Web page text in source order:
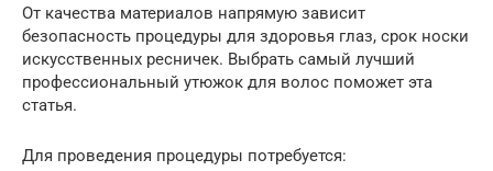
От качества материалов напрямую зависит
безопасность процедуры для здоровья глаз, срок носки
искусственных ресничек. Выбрать самый лучший
профессиональный утюжок для волос поможет эта
статья.
Для проведения процедуры потребуется: